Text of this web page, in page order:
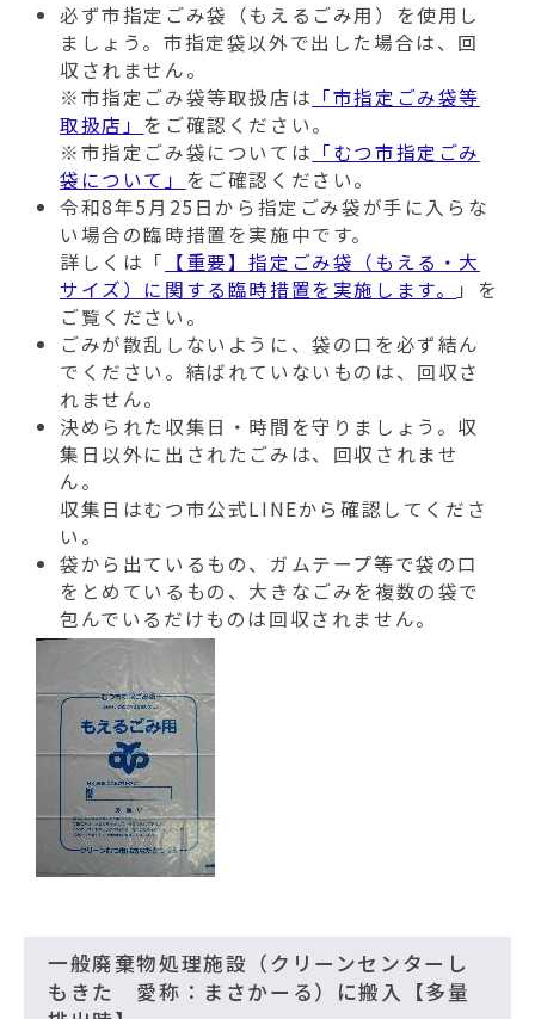
必ず市指定ごみ袋（もえるごみ用）を使用し
ましょう。市指定袋以外で出した場合は、回
収されません。
※市指定ごみ袋等取扱店は 「市指定ごみ袋等
取扱店」 をご確認ください。
※市指定ごみ袋については 「むつ市指定ごみ
袋について」
をご確認ください。
令和8年5月25日から指定ごみ袋が手に入らな
い場合の臨時措置を実施中です。
詳しくは「 【重要】指定ごみ袋（もえる・大
サイズ）に関する臨時措置を実施します。
」を
ご覧ください。
ごみが散乱しないように、袋の口を必ず結ん
でください。結ばれていないものは、回収さ
れません。
決められた収集日・時間を守りましょう。収
集日以外に出されたごみは、回収されませ
ん。
収集日はむつ市公式LINEから確認してくださ
い。
袋から出ているもの、ガムテープ等で袋の口
をとめているもの、大きなごみを複数の袋で
包んでいるだけものは回収されません。
一般廃棄物処理施設（クリーンセンターし
もきた 愛称：まさかーる）に搬入【多量